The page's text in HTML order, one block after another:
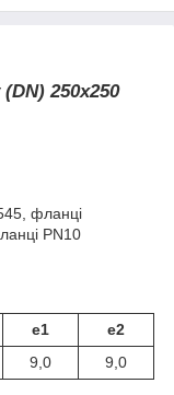
250х250
фланці
PN10
e1
e2
9,0 9,0